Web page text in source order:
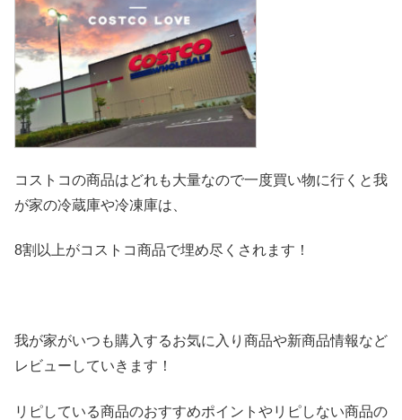
コストコの商品はどれも大量なので一度買い物に行くと我
が家の冷蔵庫や冷凍庫は、
8割以上がコストコ商品で埋め尽くされます！
我が家がいつも購入するお気に入り商品や新商品情報など
レビ ューしていきます！
リピしている商品のおすすめポイントやリピしない商品の